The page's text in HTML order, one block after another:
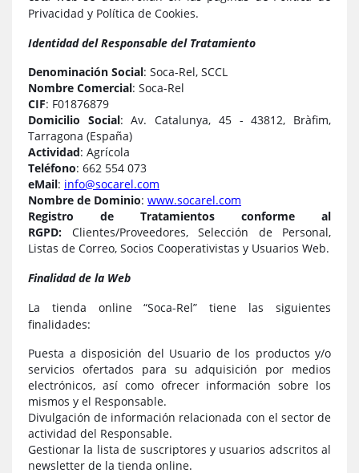
Privacidad y Política de Cookies.
Identidad del Responsable del Tratamiento
Denominación Social: Soca-Rel, SCCL
Nombre Comercial: Soca-Rel
CIF: F01876879
Domicilio Social: Av. Catalunya, 45 - 43812, Bràfim,
Tarragona (España)
Actividad: Agrícola
Teléfono: 662 554 073
eMail: info@socarel.com
Nombre de Dominio: www.socarel.com
Registro de Tratamientos conforme al
RGPD: Clientes/Proveedores, Selección de Personal,
Listas de Correo, Socios Cooperativistas y Usuarios Web.
Finalidad de la Web
La tienda online “Soca-Rel” tiene las siguientes
finalidades:
Puesta a disposición del Usuario de los productos y/o
servicios ofertados para su adquisición por medios
electrónicos, así como ofrecer información sobre los
mismos y el Responsable.
Divulgación de información relacionada con el sector de
actividad del Responsable.
Gestionar la lista de suscriptores y usuarios adscritos al
newsletter de la tienda online.